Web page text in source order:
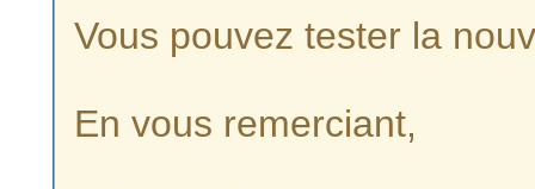
Vous pouvez tester la
En vous remerciant,